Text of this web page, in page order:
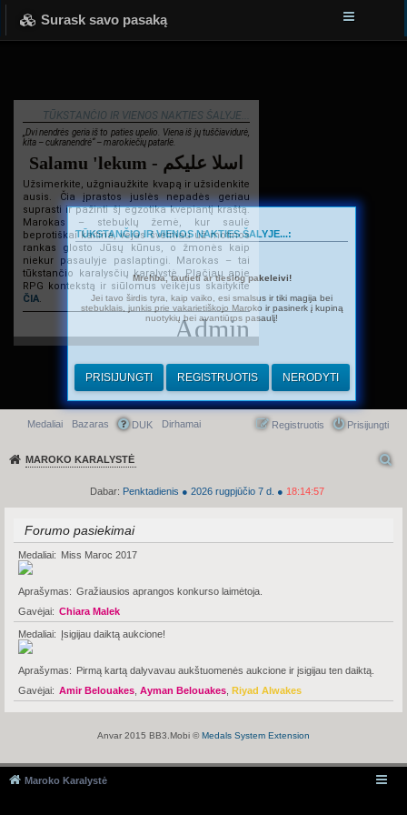
Surask savo pasaką
TŪKSTANČIO IR VIENOS NAKTIES ŠALYJE...
„Dvi nendrės geria iš to paties upelio. Viena iš jų tuščiavidurė,
kita – cukranendrė“ – marokiečių patarlė.
Salamu 'lekum - اسلا عليكم
Užsimerkite, užgniaužkite kvapą ir užsidenkite
ausis. Čia įprastos juslės nepadės geriau
suprasti ir pažinti šį egzotika kvepiantį kraštą.
Marokas – stebuklų žemė, kur saulė
beprotiškai kaitina, vėjas švelniau už motinos
rankas glosto Jūsų kūnus, o žmonės kaip
niekur pasaulyje paslaptingi. Marokas – tai
tūkstančio karalysčių karalystė. Plačiau apie
RPG kontekstą ir siūlomus veikėjus skaitykite
ČIA.
Admin
Greitasis meniu
Medaliai Bazaras DUK Dirhamai Prisijungti
Registruotis
MAROKO KARALYSTĖ
Dabar: Penktadienis ● 2026 rugpjūčio 7 d. ● 18:14:57
TŪKSTANČIO IR VIENOS NAKTIES ŠALYJE...:
Mrehba, tautieti ar tiesiog pakeleivi!
Jei tavo širdis tyra, kaip vaiko, esi smalsus ir tiki magija bei
stebuklais, junkis prie vakarietiškojo Maroko ir pasinerk į kupiną
nuotykių bei avantiūros pasaulį!
PRISIJUNGTI REGISTRUOTIS NERODYTI
Forumo pasiekimai
Medaliai Miss Maroc 2017
Aprašymas
Gražiausios aprangos konkurso laimėtoja.
Gavėjai
Chiara Malek
Medaliai Įsigijau daiktą aukcione!
Aprašymas
Pirmą kartą dalyvavau aukštuomenės aukcione ir įsigijau ten daiktą.
Gavėjai
Amir Belouakes Ayman Belouakes Riyad Alwakes
Anvar 2015 BB3.Mobi ©Medals System Extension
Maroko Karalystė